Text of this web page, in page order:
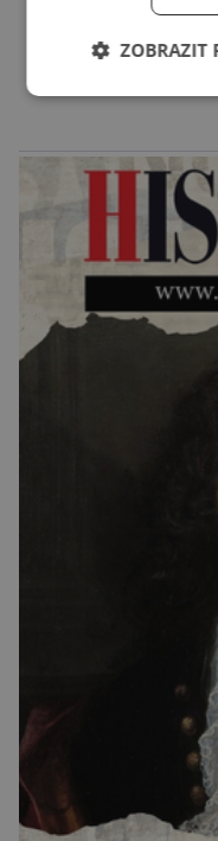
mohyl, které se
archeologických
ZOBRAZIT